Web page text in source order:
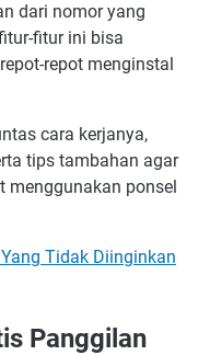
dari nomor yang
fitur ini bisa
repot menginstal
cara kerjanya,
tips tambahan agar
menggunakan ponsel
Tidak Diinginkan
Panggilan